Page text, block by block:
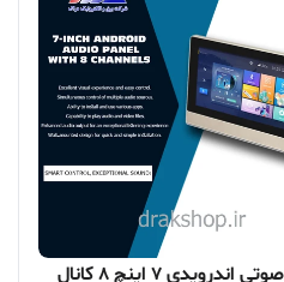
تاچ‌پنل صوتی اندرویدی 7 اینچ 8 کانال